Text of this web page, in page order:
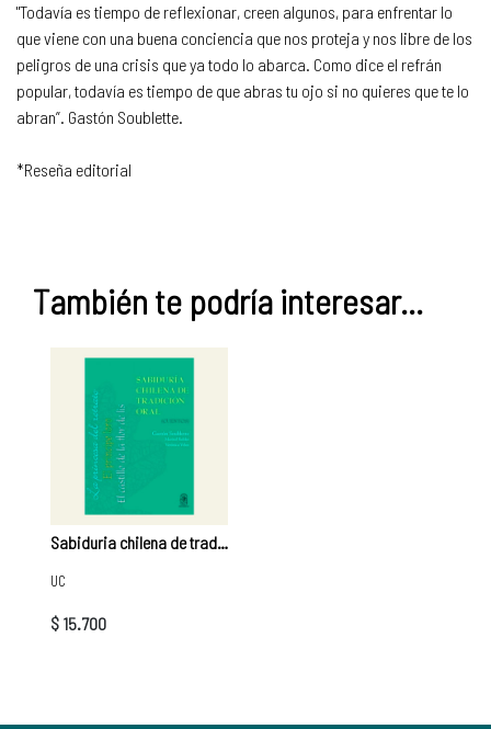
"Todavía es tiempo de reflexionar, creen algunos, para enfrentar lo
que viene con una buena conciencia que nos proteja y nos libre de los
peligros de una crisis que ya todo lo abarca. Como dice el refrán
popular, todavía es tiempo de que abras tu ojo si no quieres que te lo
abran”. Gastón Soublette.
*Reseña editorial
También te podría interesar...
Sabiduria chilena de tradición oral (cuentos) | Gastón Soublette
UC
$ 15.700